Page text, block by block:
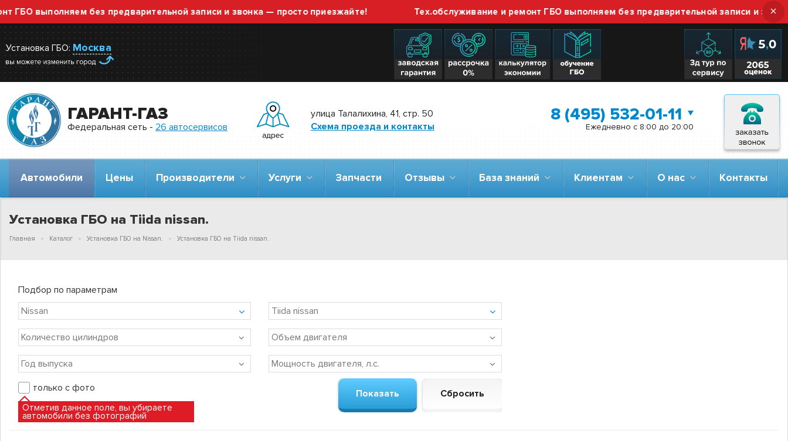
выполняем без предварительной записи и звонка — просто приезжайте! Тех.обслуживание и ремонт ГБО выполняем без предварительной записи и звонка —
×
Установка ГБО: Москва
ГАРАНТ-ГАЗ
Федеральная сеть - 26 автосервисов
улица Талалихина, 41, стр. 50
Схема проезда и контакты
8 (495) 532-01-11
Ежедневно с 8:00 до 20:00
Автомобили Цены Производители Услуги Запчасти Отзывы База знаний Клиентам О нас Контакты
Установка ГБО на Tiida nissan.
Главная Каталог Установка ГБО на Nissan. Установка ГБО на Tiida nissan.
Подбор по параметрам
только с фото
Отметив данное поле, вы убираете
автомобили без фотографий